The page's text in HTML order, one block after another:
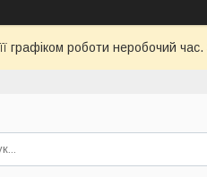
графіком роботи неробочий